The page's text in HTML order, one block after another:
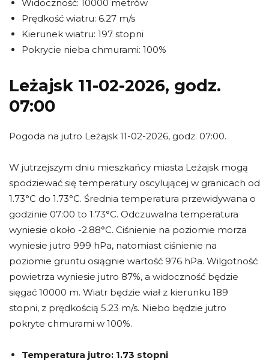
Widoczność: 10000 metrów
Prędkość wiatru: 6.27 m/s
Kierunek wiatru: 197 stopni
Pokrycie nieba chmurami: 100%
Leżajsk 11-02-2026, godz.
07:00
Pogoda na jutro Leżajsk 11-02-2026, godz. 07:00.
W jutrzejszym dniu mieszkańcy miasta Leżajsk mogą
spodziewać się temperatury oscylującej w granicach od
1.73°C do 1.73°C. Średnia temperatura przewidywana o
godzinie 07:00 to 1.73°C. Odczuwalna temperatura
wyniesie około -2.88°C. Ciśnienie na poziomie morza
wyniesie jutro 999 hPa, natomiast ciśnienie na
poziomie gruntu osiągnie wartość 976 hPa. Wilgotność
powietrza wyniesie jutro 87%, a widoczność będzie
sięgać 10000 m. Wiatr będzie wiał z kierunku 189
stopni, z prędkością 5.23 m/s. Niebo będzie jutro
pokryte chmurami w 100%.
Temperatura jutro: 1.73 stopni